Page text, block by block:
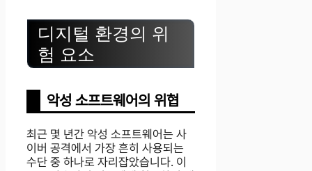
디지털 환경의 위
험 요소
악성 소프트웨어의 위협
최근 몇 년간 악성 소프트웨어는 사
이버 공격에서 가장 흔히 사용되는
수단 중 하나로 자리잡았습니다. 이